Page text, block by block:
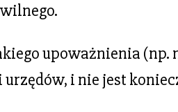
upoważnienia
i nie jest